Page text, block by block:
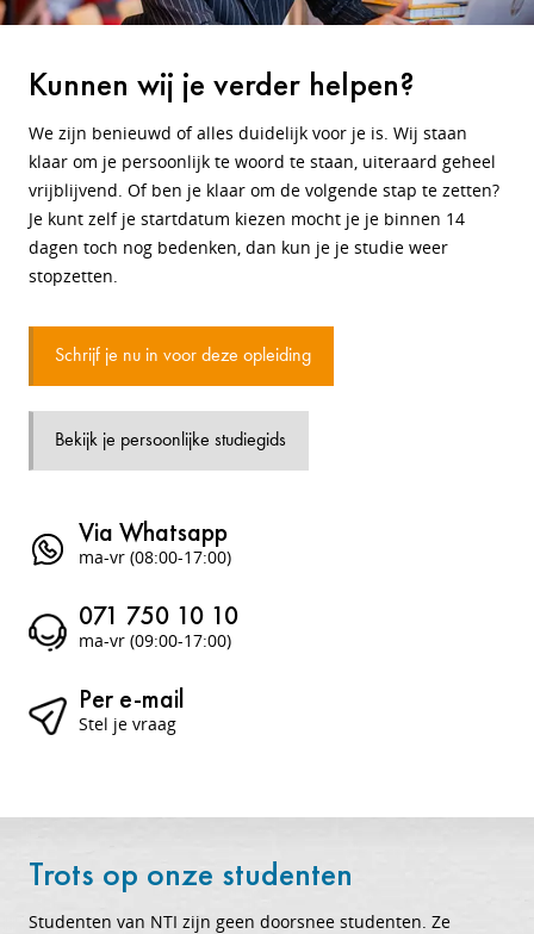
Kunnen wij je verder helpen?
We zijn benieuwd of alles duidelijk voor je is. Wij staan
klaar om je persoonlijk te woord te staan, uiteraard geheel
vrijblijvend. Of ben je klaar om de volgende stap te zetten?
Je kunt zelf je startdatum kiezen mocht je je binnen 14
dagen toch nog bedenken, dan kun je je studie weer
stopzetten.
Schrijf je nu in voor deze opleiding
Bekijk je persoonlijke studiegids
Via Whatsapp
ma-vr (08:00-17:00)
071 750 10 10
ma-vr (09:00-17:00)
Per e-mail
Stel je vraag
Trots op onze studenten
Studenten van NTI zijn geen doorsnee studenten. Ze